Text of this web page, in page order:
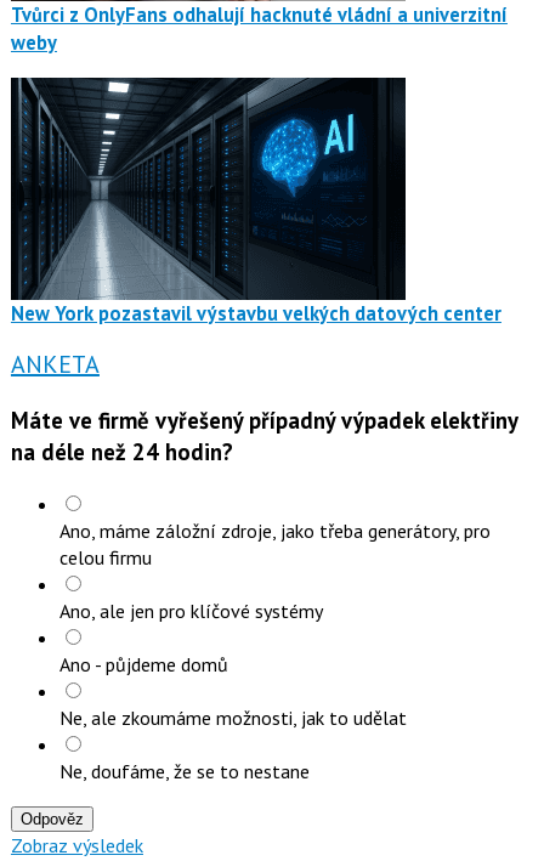
Tvůrci z OnlyFans odhalují hacknuté vládní a univerzitní
weby
New York pozastavil výstavbu velkých datových center
ANKETA
Máte ve firmě vyřešený případný výpadek elektřiny
na déle než 24 hodin?
Ano, máme záložní zdroje, jako třeba generátory, pro
celou firmu
Ano, ale jen pro klíčové systémy
Ano - půjdeme domů
Ne, ale zkoumáme možnosti, jak to udělat
Ne, doufáme, že se to nestane
Odpověz
Zobraz výsledek